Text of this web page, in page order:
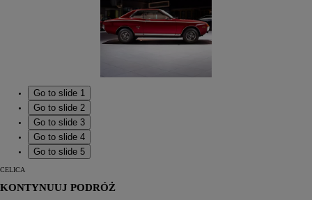
Go to slide 1
Go to slide 2
Go to slide 3
Go to slide 4
Go to slide 5
CELICA
KONTYNUUJ PODRÓŻ